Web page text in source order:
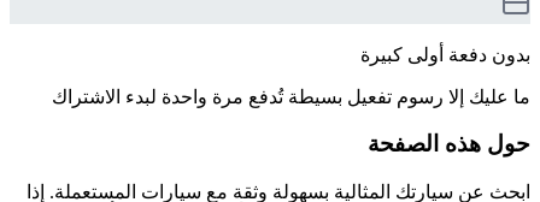
بدون دفعة أولى كبيرة
ما عليك إلا رسوم تفعيل بسيطة تُدفع مرة واحدة لبدء الاشتراك
حول هذه الصفحة
ابحث عن سيارتك المثالية بسهولة وثقة مع سيارات المستعملة. إذا